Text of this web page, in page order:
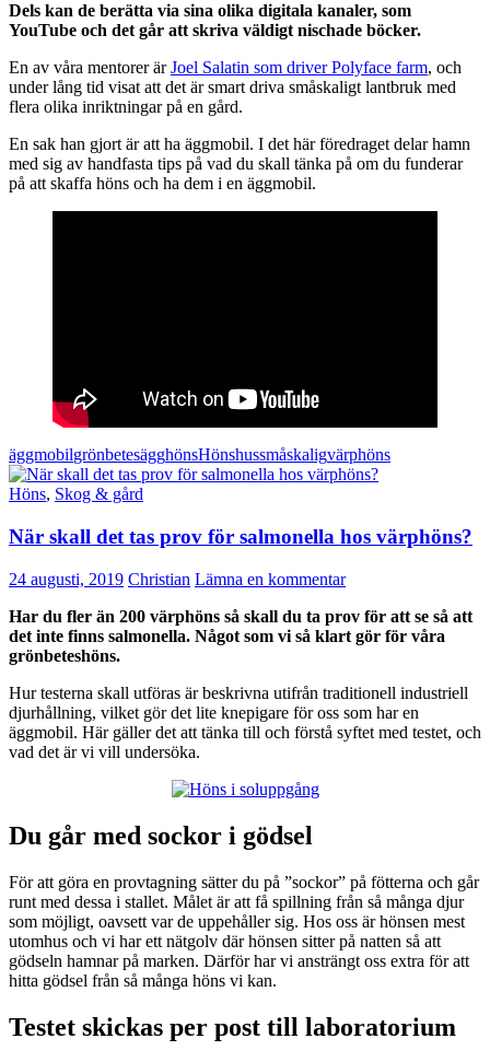
Dels kan de berätta via sina olika digitala kanaler, som
YouTube och det går att skriva väldigt nischade böcker.
En av våra mentorer ärJoel Salatin som driver Polyface farm, och
under lång tid visat att det är smart driva småskaligt lantbruk med
flera olika inriktningar på en gård.
En sak han gjort är att ha äggmobil. I det här föredraget delar hamn
med sig av handfasta tips på vad du skall tänka på om du funderar
på att skaffa höns och ha dem i en äggmobil.
äggmobilgrönbetesägghönsHönshussmåskaligvärphöns
Höns, Skog & gård
När skall det tas prov för salmonella hos värphöns?
24 augusti, 2019 Christian Lämna en kommentar
Har du fler än 200 värphöns så skall du ta prov för att se så att
det inte finns salmonella. Något som vi så klart gör för våra
grönbeteshöns.
Hur testerna skall utföras är beskrivna utifrån traditionell industriell
djurhållning, vilket gör det lite knepigare för oss som har en
äggmobil. Här gäller det att tänka till och förstå syftet med testet, och
vad det är vi vill undersöka.
Du går med sockor i gödsel
För att göra en provtagning sätter du på ”sockor” på fötterna och går
runt med dessa i stallet. Målet är att få spillning från så många djur
som möjligt, oavsett var de uppehåller sig. Hos oss är hönsen mest
utomhus och vi har ett nätgolv där hönsen sitter på natten så att
gödseln hamnar på marken. Därför har vi ansträngt oss extra för att
hitta gödsel från så många höns vi kan.
Testet skickas per post till laboratorium